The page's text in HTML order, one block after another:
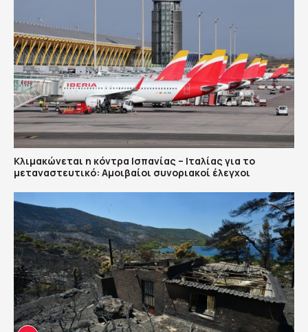
Κλιμακώνεται η κόντρα Ισπανίας – Ιταλίας για το
μεταναστευτικό: Αμοιβαίοι συνοριακοί έλεγχοι